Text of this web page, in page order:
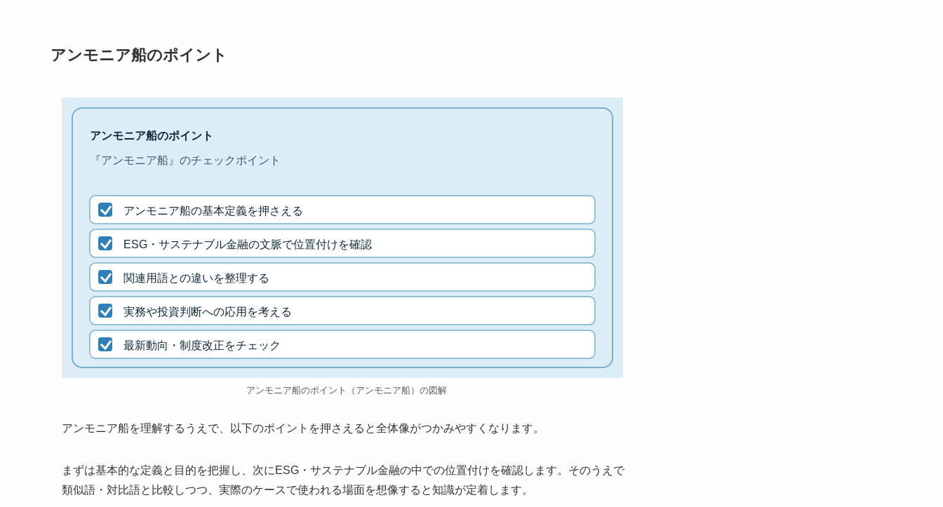
アンモニア船のポイント
アンモニア船のポイント
『アンモニア船』のチェックポイント
アンモニア船の基本定義を押さえる
ESG・サステナブル金融の文脈で位置付けを確認
関連用語との違いを整理する
実務や投資判断への応用を考える
最新動向・制度改正をチェック
アンモニア船のポイント（アンモニア船）の図解
アンモニア船を理解するうえで、以下のポイントを押さえると全体像がつかみやすくなります。
まずは基本的な定義と目的を把握し、次にESG・サステナブル金融の中での位置付けを確認します。そのうえで
類似語・対比語と比較しつつ、実際のケースで使われる場面を想像すると知識が定着します。